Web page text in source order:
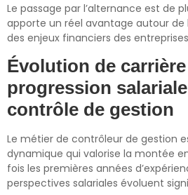
Le passage par l’alternance est de
apporte un réel avantage autour
des enjeux financiers des
Évolution de
progression
contrôle de gestion
Le métier de contrôleur de gestion
dynamique qui valorise la montée
fois les premières années
perspectives salariales évoluent